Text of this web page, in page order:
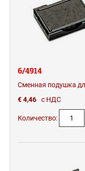
6/4914
Сменная подушка
€ 4,46
с НДС
Количество: